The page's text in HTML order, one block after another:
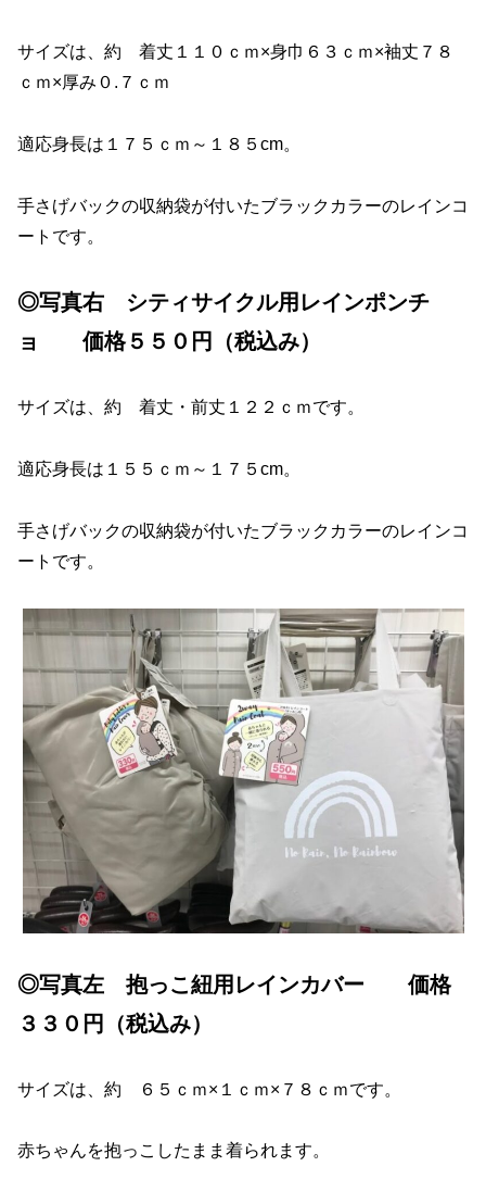
サイズは、約 着丈１１０ｃｍ×身巾６３ｃｍ×袖丈７８
ｃｍ×厚み０.７ｃｍ
適応身長は１７５ｃｍ～１８５cm。
手さげバックの収納袋が付いたブラックカラーのレインコ
ートです。
◎写真右 シティサイクル用レインポンチ
ョ 価格５５０円（税込み）
サイズは、約 着丈・前丈１２２ｃｍです。
適応身長は１５５ｃｍ～１７５cm。
手さげバックの収納袋が付いたブラックカラーのレインコ
ートです。
◎写真左 抱っこ紐用レインカバー 価格
３３０円（税込み）
サイズは、約 ６５ｃｍ×１ｃｍ×７８ｃｍです。
赤ちゃんを抱っこしたまま着られます。